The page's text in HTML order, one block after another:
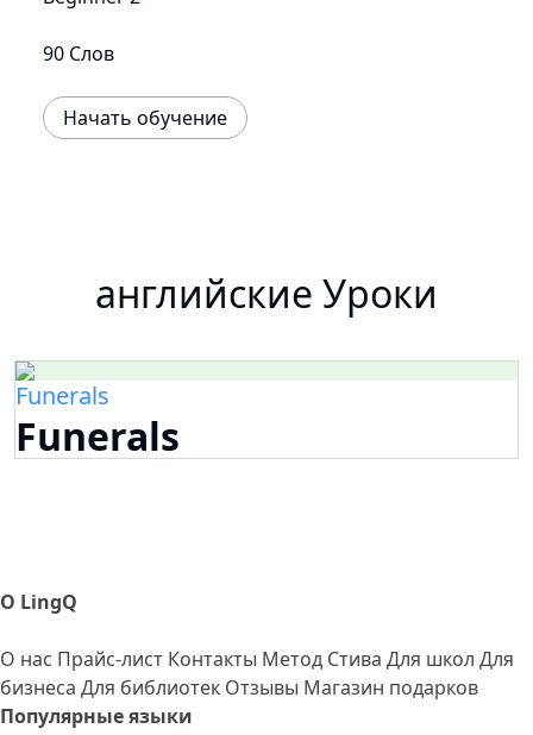
90 Слов
Начать обучение
английские Уроки
Funerals
Funerals
О LingQ
О нас Прайс-лист Контакты Метод Стива Для школ Для
бизнеса Для библиотек Отзывы Магазин подарков
Популярные языки